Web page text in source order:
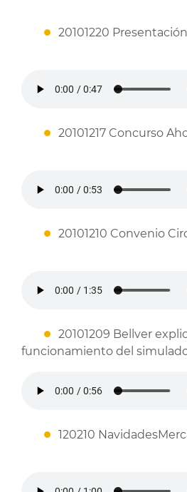
20101220
20101217 Concurso
20101210 Convenio
20101209 Bellver
funcionamiento del
120210